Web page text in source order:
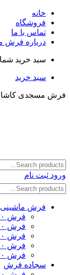
خانه
فروشگاه
تماس با ما
درباره
سبد خرید
سبد خرید
فرش مسجدی کاشان
ورود ثبت نام
فرش ماشینی
فرش ۵۰۰ شانه
فرش ۷۰۰ شانه
فرش ۱۰۰۰ شانه
فرش ۱۲۰۰ شانه
فرش ۱۵۰۰ شانه
سجاده فرش